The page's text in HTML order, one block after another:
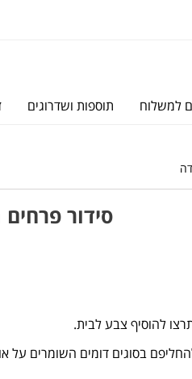
למשלוח תוספות ושדרוגים
סידור
להוסיף צבע לבית.
בסוגים דומים השומרים על